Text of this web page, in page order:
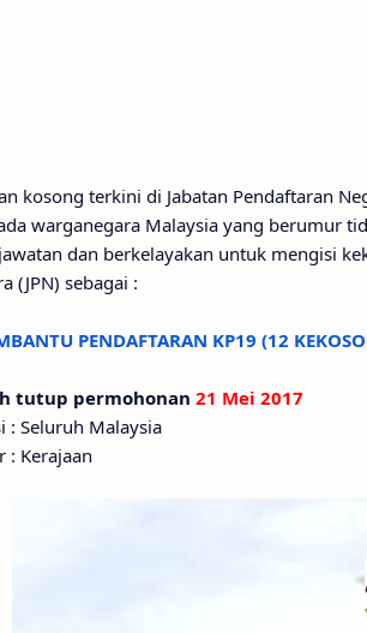
kosong terkini di Jabatan Pendaftaran
warganegara Malaysia yang berumur
dan berkelayakan untuk mengisi
(JPN) sebagai :
PENDAFTARAN KP19 (12
tutup permohonan 21 Mei 2017
: Seluruh Malaysia
: Kerajaan